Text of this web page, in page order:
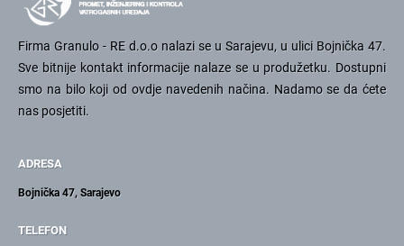
Firma Granulo - RE d.o.o nalazi se u Sarajevu, u ulici Bojnička 47.
Sve bitnije kontakt informacije nalaze se u produžetku. Dostupni
smo na bilo koji od ovdje navedenih načina. Nadamo se da ćete
nas posjetiti.
ADRESA
Bojnička 47, Sarajevo
TELEFON